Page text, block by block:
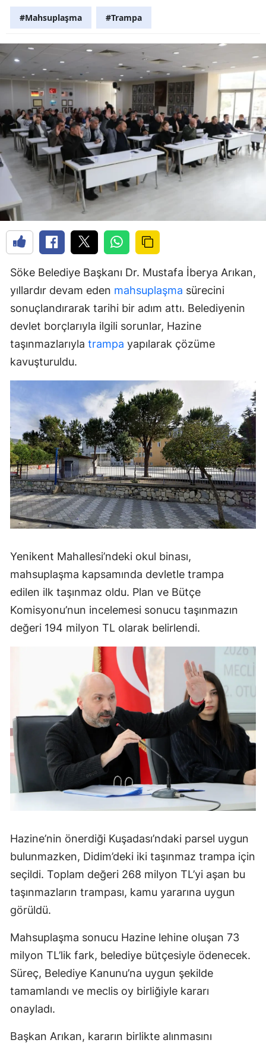
#Mahsuplaşma #Trampa
Söke Belediye Başkanı Dr. Mustafa İberya Arıkan,
yıllardır devam eden mahsuplaşma sürecini
sonuçlandırarak tarihi bir adım attı. Belediyenin
devlet borçlarıyla ilgili sorunlar, Hazine
taşınmazlarıyla trampa yapılarak çözüme
kavuşturuldu.
Yenikent Mahallesi’ndeki okul binası,
mahsuplaşma kapsamında devletle trampa
edilen ilk taşınmaz oldu. Plan ve Bütçe
Komisyonu’nun incelemesi sonucu taşınmazın
değeri 194 milyon TL olarak belirlendi.
Hazine’nin önerdiği Kuşadası’ndaki parsel uygun
bulunmazken, Didim’deki iki taşınmaz trampa için
seçildi. Toplam değeri 268 milyon TL’yi aşan bu
taşınmazların trampası, kamu yararına uygun
görüldü.
Mahsuplaşma sonucu Hazine lehine oluşan 73
milyon TL’lik fark, belediye bütçesiyle ödenecek.
Süreç, Belediye Kanunu’na uygun şekilde
tamamlandı ve meclis oy birliğiyle kararı
onayladı.
Başkan Arıkan, kararın birlikte alınmasını